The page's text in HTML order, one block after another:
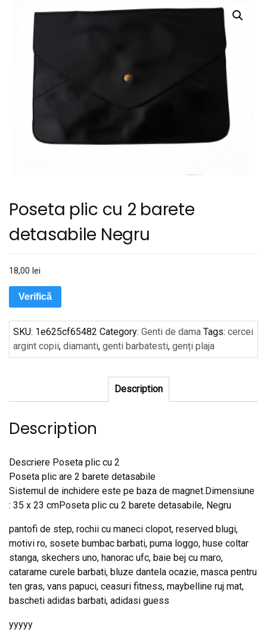
Poseta plic cu 2 barete
detasabile Negru
18,00 lei
Verifică
SKU: 1e625cf65482 Category: Genti de dama Tags: cercei
argint copii, diamanti, genti barbatesti, genți plaja
Description
Description
Descriere Poseta plic cu 2
Poseta plic are 2 barete detasabile
Sistemul de inchidere este pe baza de magnet.Dimensiune
: 35 x 23 cmPoseta plic cu 2 barete detasabile, Negru
pantofi de step, rochii cu maneci clopot, reserved blugi,
motivi ro, sosete bumbac barbati, puma loggo, huse coltar
stanga, skechers uno, hanorac ufc, baie bej cu maro,
catarame curele barbati, bluze dantela ocazie, masca pentru
ten gras, vans papuci, ceasuri fitness, maybelline ruj mat,
bascheti adidas barbati, adidasi guess
yyyyy